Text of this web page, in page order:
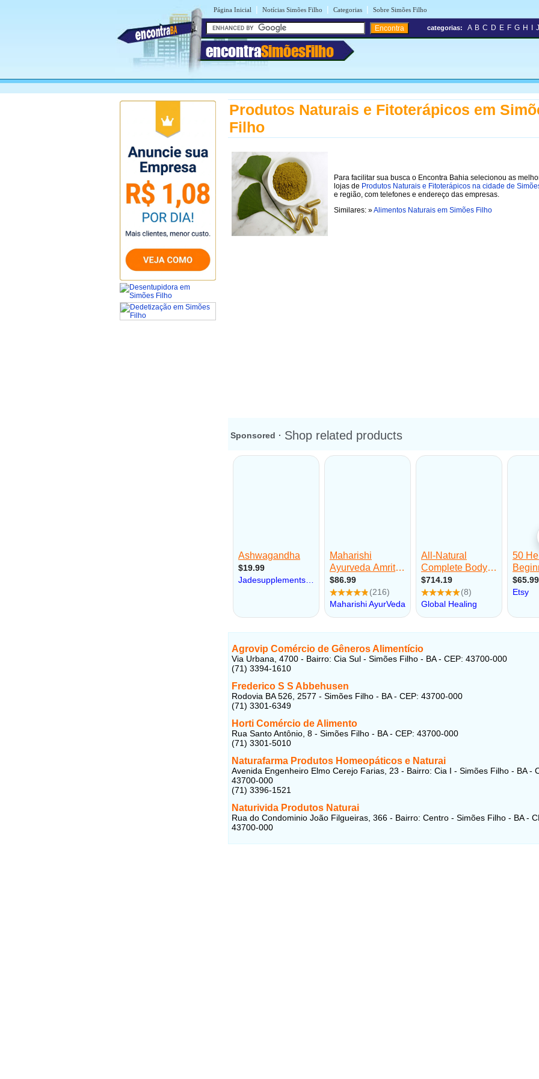
Página Inicial | Notícias Simões Filho | Categorias | Sobre Simões Filho
encontraSimõesFilho
categorias: A B C D E F G H J
Produtos Naturais e Fitoterápicos em
Filho
Para facilitar sua busca o Encontra Bahia selecionou as
lojas de Produtos Naturais e Fitoterápicos na cidade de
e região, com telefones e endereço das empresas.
Similares: »Alimentos Naturais em Simões Filho
Agrovip Comércio de Gêneros Alimentício
Via Urbana, 4700 - Bairro: Cia Sul - Simões Filho - BA - CEP: 43700-000
(71) 3394-1610
Frederico S S Abbehusen
Rodovia BA 526, 2577 - Simões Filho - BA - CEP: 43700-000
(71) 3301-6349
Horti Comércio de Alimento
Rua Santo Antônio, 8 - Simões Filho - BA - CEP: 43700-000
(71) 3301-5010
Naturafarma Produtos Homeopáticos e Naturai
Avenida Engenheiro Elmo Cerejo Farias, 23 - Bairro: Cia I - Simões Filho - BA -
43700-000
(71) 3396-1521
Naturivida Produtos Naturai
Rua do Condominio João Filgueiras, 366 - Bairro: Centro - Simões Filho - BA -
43700-000